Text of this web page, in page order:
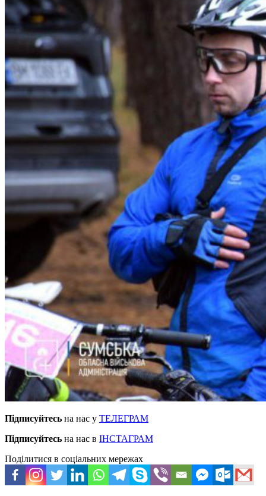
Підписуйтесь на нас у ТЕЛЕГРАМ
Підписуйтесь на нас в ІНСТАГРАМ
Поділитися в соціальних мережах